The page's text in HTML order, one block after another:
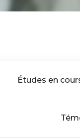
Études en